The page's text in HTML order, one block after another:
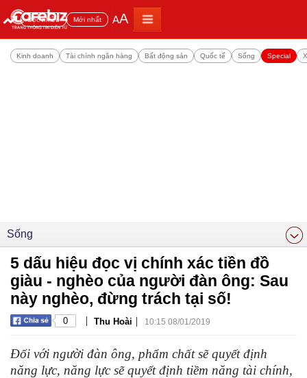
Đọc nhiều Mới nhất AA
Kinh doanh Tài chính ngân hàng Bất động sản Quốc tế Sống Special
Sống
5 dấu hiệu đọc vị chính xác tiền đồ
giàu - nghèo của người đàn ông: Sau
này nghèo, đừng trách tại số!
0 | Thu Hoài | 10:15 08/01/2019
Đối với người đàn ông, phẩm chất sẽ quyết định
năng lực, năng lực sẽ quyết định tiềm năng tài chính,